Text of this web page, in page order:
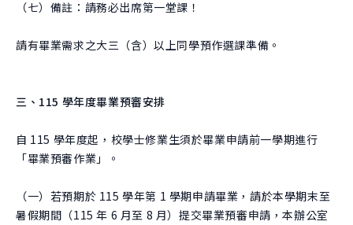
（七）備註：請務必出席第一堂課！
請有畢業需求之大三（含）以上同學預作選課準備。
三、115 學年度畢業預審安排
自 115 學年度起，校學士修業生須於畢業申請前一學期進行
「畢業預審作業」。
（一）若預期於 115 學年第 1 學期申請畢業，請於本學期末至
暑假期間（115 年 6 月至 8 月）提交畢業預審申請，本辦公室